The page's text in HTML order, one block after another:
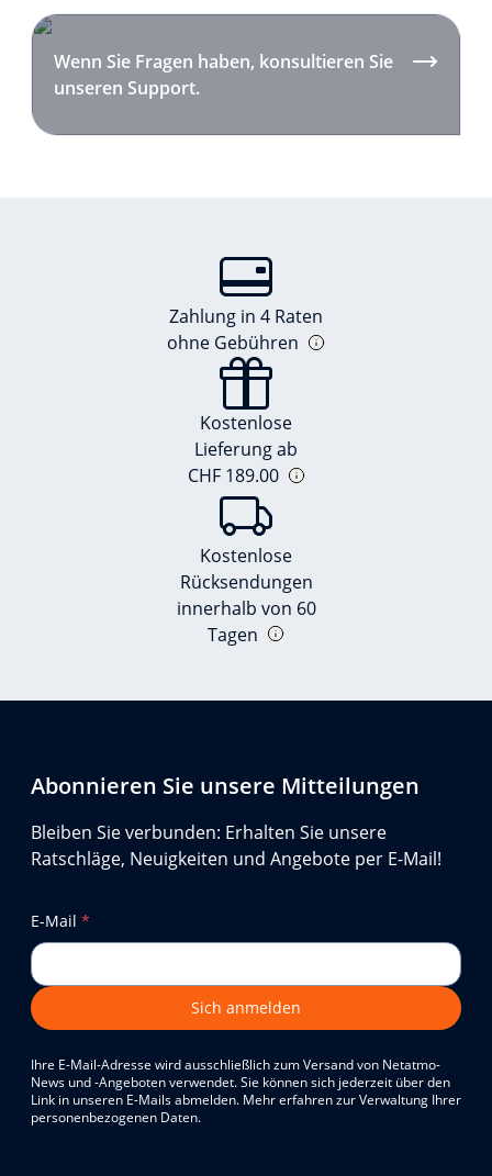
Wenn Sie Fragen haben, konsultieren Sie
unseren Support.
Zahlung in 4 Raten
ohne Gebühren
Kostenlose
Lieferung ab
CHF 189.00
Kostenlose
Rücksendungen
innerhalb von 60
Tagen
Abonnieren Sie unsere Mitteilungen
Bleiben Sie verbunden: Erhalten Sie unsere
Ratschläge, Neuigkeiten und Angebote per E-Mail!
E-Mail *
Sich anmelden
Ihre E-Mail-Adresse wird ausschließlich zum Versand von Netatmo-
News und -Angeboten verwendet. Sie können sich jederzeit über den
Link in unseren E-Mails abmelden. Mehr erfahren zur Verwaltung Ihrer
personenbezogenen Daten.